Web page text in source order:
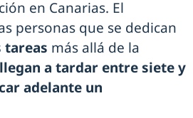
en Canarias. El
personas que se dedican
tareas más allá de la
a tardar entre siete y
adelante un